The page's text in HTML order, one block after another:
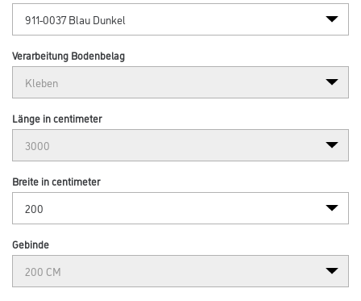
Verarbeitung Bodenbelag
Länge in centimeter
Breite in centimeter
Gebinde